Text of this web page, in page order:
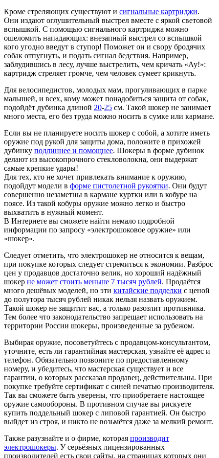
Кроме стреляющих существуют и сигнальные картриджи.
Они издают оглушительный выстрел вместе с яркой световой
вспышкой. С помощью сигнального картриджа можно
ошеломить нападающих: внезапный выстрел со вспышкой
кого угодно введут в ступор! Поможет он и свору бродячих
собак отпугнуть, и подать сигнал бедствия. Например,
заблудившись в лесу, лучше выстрелить, чем кричать «Ау!»:
картридж стреляет громче, чем человек сумеет крикнуть.
Для велосипедистов, молодых мам, прогуливающих в парке
малышей, и всех, кому может понадобиться защита от собак,
подойдёт дубинка длиной 20-25 см. Такой шокер не занимает
много места, его без труда можно носить в сумке или кармане.
Если вы не планируете носить шокер с собой, а хотите иметь
оружие под рукой для защиты дома, положите в прихожей
дубинку подлиннее и помощнее. Шокеры в форме дубинок
делают из высокопрочного стекловолокна, они выдержат
самые крепкие удары!
Для тех, кто не хочет привлекать внимание к оружию,
подойдут модели в форме пистолетной рукоятки. Они будут
совершенно незаметны в кармане куртки или в кобуре на
поясе. Из такой кобуры оружие можно легко и быстро
выхватить в нужный момент.
В Интернете вы сможете найти немало подробной
информации по запросу «электрошоковое оружие» или
«шокер».
Следует отметить, что электрошокер не относится к вещам,
при покупке которых следует стремиться к экономии. Разброс
цен у продавцов достаточно велик, но хороший надёжный
шокер не может стоить меньше 7 тысяч рублей. Продаётся
много дешёвых моделей, но эти китайские подделки с ценой
до полутора тысяч рублей никак нельзя назвать оружием.
Такой шокер не защитит вас, а только разозлит противника.
Тем более что законодательство запрещает использовать на
территории России шокеры, произведенные за рубежом.
Выбирая оружие, посоветуйтесь с продавцом-консультантом,
уточните, есть ли гарантийная мастерская, узнайте её адрес и
телефон. Обязательно позвоните по предоставленному
номеру, и убедитесь, что мастерская существует и все
гарантии, о которых рассказал продавец, действительны. При
покупке требуйте сертификат с синей печатью производителя.
Так вы сможете быть уверены, что приобретаете настоящее
оружие самообороны. В противном случае вы рискуете
купить поддельный шокер с липовой гарантией. Он быстро
выйдет из строя, и никто не возьмётся даже за мелкий ремонт.
Также разузнайте и о фирме, которая производит
электрошокеры. У серьёзных лицензированных
производителей есть свои сайты, на страницах которых они